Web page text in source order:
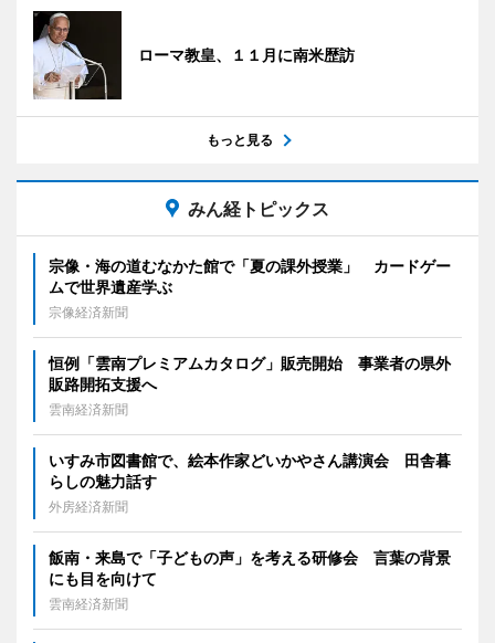
ローマ教皇、１１月に南米歴訪
もっと見る
みん経トピックス
宗像・海の道むなかた館で「夏の課外授業」 カードゲー
ムで世界遺産学ぶ
宗像経済新聞
恒例「雲南プレミアムカタログ」販売開始 事業者の県外
販路開拓支援へ
雲南経済新聞
いすみ市図書館で、絵本作家どいかやさん講演会 田舎暮
らしの魅力話す
外房経済新聞
飯南・来島で「子どもの声」を考える研修会 言葉の背景
にも目を向けて
雲南経済新聞